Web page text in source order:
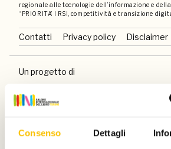
Consenso Dettagli
regionale alle tecnologie dell’informazione e
“PRIORITA’ I RSI, competitività e transizione
Contatti Privacy policy Disclaimer
Un progetto di
Con il sostegno di